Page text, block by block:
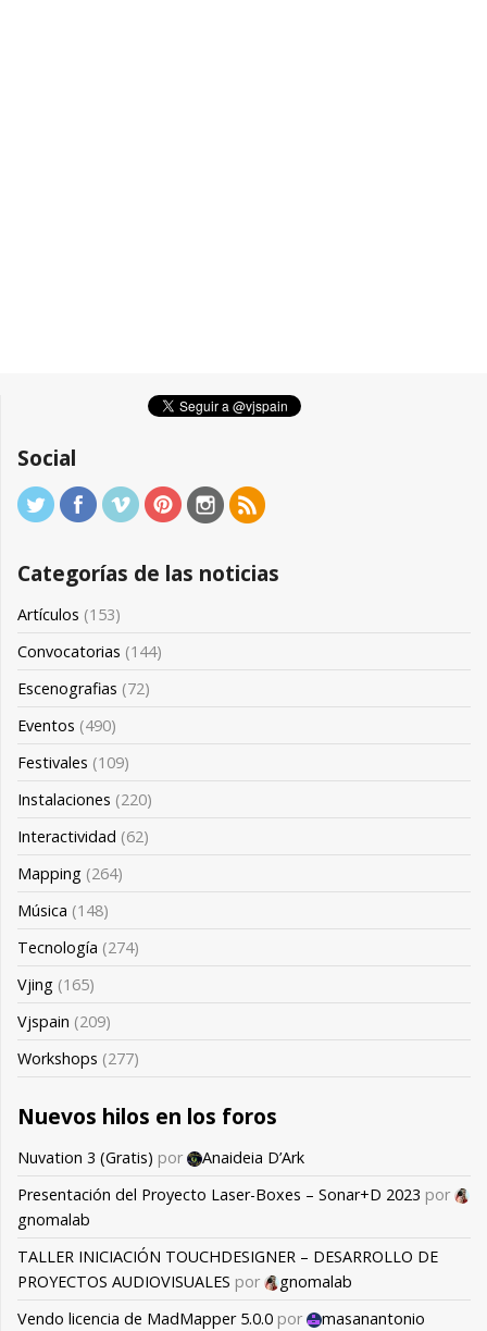
Social
Categorías de las noticias
Artículos (153)
Convocatorias (144)
Escenografias (72)
Eventos (490)
Festivales (109)
Instalaciones (220)
Interactividad (62)
Mapping (264)
Música (148)
Tecnología (274)
Vjing (165)
Vjspain (209)
Workshops (277)
Nuevos hilos en los foros
Nuvation 3 (Gratis) por
Anaideia D’Ark
Presentación del Proyecto Laser-Boxes – Sonar+D 2023 por
gnomalab
TALLER INICIACIÓN TOUCHDESIGNER – DESARROLLO DE
PROYECTOS AUDIOVISUALES por
gnomalab
Vendo licencia de MadMapper 5.0.0 por
masanantonio